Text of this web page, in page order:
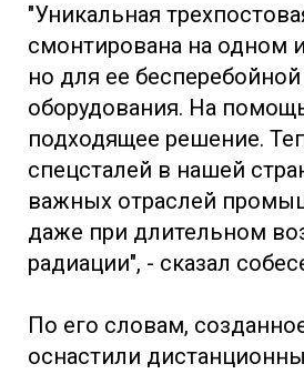
"Уникальная
смонтирована на одном
но для ее
оборудования. На
подходящее решение.
спецсталей в нашей
важных отраслей
даже при длительном
радиации", - сказал
По его словам,
оснастили